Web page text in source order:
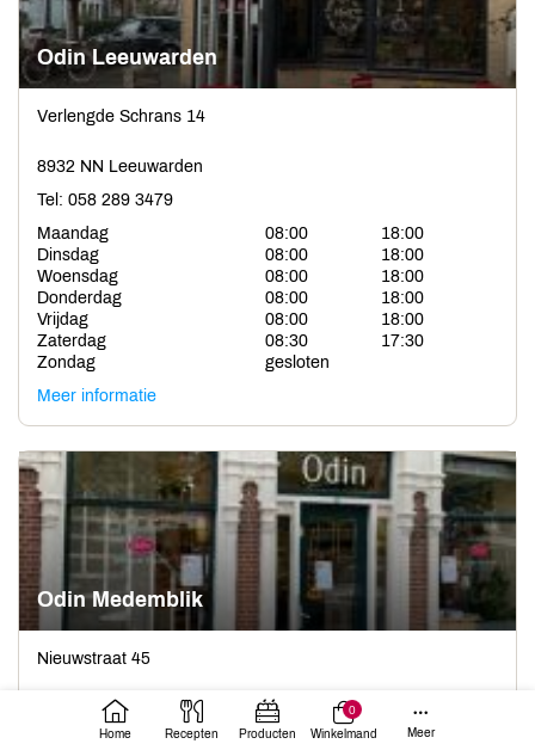
Odin Leeuwarden
Verlengde Schrans 14
8932 NN Leeuwarden
Tel: 058 289 3479
Maandag
08:00
18:00
Dinsdag
08:00
18:00
Woensdag
08:00
18:00
Donderdag
08:00
18:00
Vrijdag
08:00
18:00
Zaterdag
08:30
17:30
Zondag
gesloten
Meer informatie
Odin Medemblik
Nieuwstraat 45
1671 BB Medemblik
Tel: 0227 75 44 98
Home Recepten Producten
0
Winkelmand
Meer